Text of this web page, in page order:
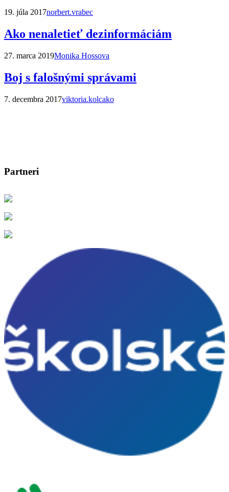
19. júla 2017norbert.vrabec
Ako nenaletieť dezinformáciám
27. marca 2019Monika Hossova
Boj s falošnými správami
7. decembra 2017viktoria.kolcako
Partneri